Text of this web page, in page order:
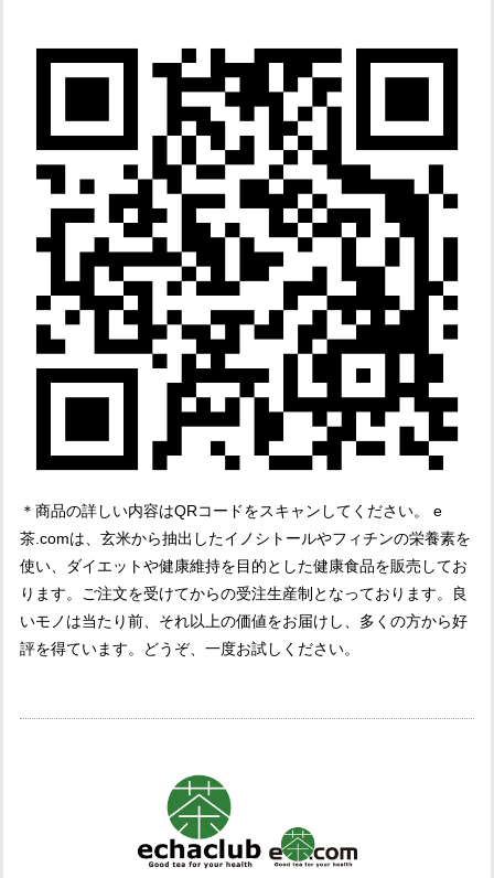
＊商品の詳しい内容はQRコードをスキャンしてください。 e
茶.comは、玄米から抽出したイノシトールやフィチンの栄養素を
使い、ダイエットや健康維持を目的とした健康食品を販売してお
ります。ご注文を受けてからの受注生産制となっております。良
いモノは当たり前、それ以上の価値をお届けし、多くの方から好
評を得ています。どうぞ、一度お試しください。